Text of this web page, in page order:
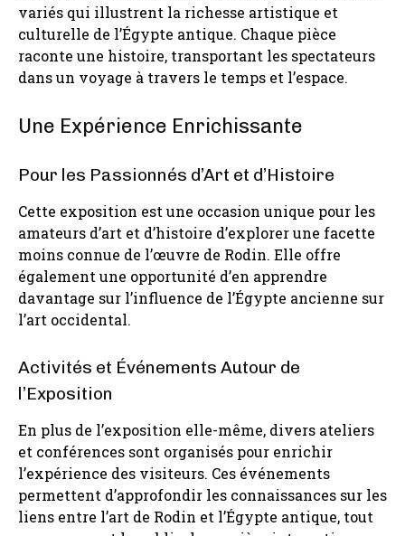
variés qui illustrent la richesse artistique et
culturelle de l’Égypte antique. Chaque pièce
raconte une histoire, transportant les spectateurs
dans un voyage à travers le temps et l’espace.
Une Expérience Enrichissante
Pour les Passionnés d’Art et d’Histoire
Cette exposition est une occasion unique pour les
amateurs d’art et d’histoire d’explorer une facette
moins connue de l’œuvre de Rodin. Elle offre
également une opportunité d’en apprendre
davantage sur l’influence de l’Égypte ancienne sur
l’art occidental.
Activités et Événements Autour de
l’Exposition
En plus de l’exposition elle-même, divers ateliers
et conférences sont organisés pour enrichir
l’expérience des visiteurs. Ces événements
permettent d’approfondir les connaissances sur les
liens entre l’art de Rodin et l’Égypte antique, tout